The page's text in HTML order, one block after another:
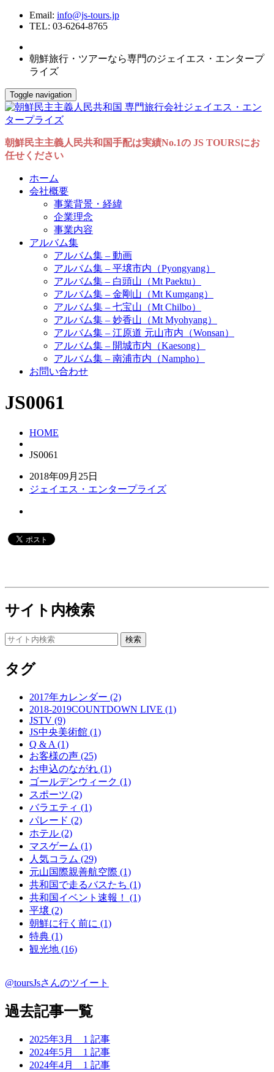
Email: info@js-tours.jp
TEL: 03-6264-8765
朝鮮旅行・ツアーなら専門のジェイエス・エンタープ
ライズ
Toggle navigation
朝鮮民主主義人民共和国手配は実績No.1の JS TOURSにお
任せください
ホーム
会社概要
事業背景・経緯
企業理念
事業内容
アルバム集
アルバム集 – 動画
アルバム集 – 平壌市内（Pyongyang）
アルバム集 – 白頭山（Mt Paektu）
アルバム集 – 金剛山（Mt Kumgang）
アルバム集 – 七宝山（Mt Chilbo）
アルバム集 – 妙香山（Mt Myohyang）
アルバム集 – 江原道 元山市内（Wonsan）
アルバム集 – 開城市内（Kaesong）
アルバム集 – 南浦市内（Nampho）
お問い合わせ
JS0061
HOME
JS0061
2018年09月25日
ジェイエス・エンタープライズ
サイト内検索
タグ
2017年カレンダー (2)
2018-2019COUNTDOWN LIVE (1)
JSTV (9)
JS中央美術館 (1)
Q & A (1)
お客様の声 (25)
お申込のながれ (1)
ゴールデンウィーク (1)
スポーツ (2)
バラエティ (1)
パレード (2)
ホテル (2)
マスゲーム (1)
人気コラム (29)
元山国際親善航空際 (1)
共和国で走るバスたち (1)
共和国イベント速報！ (1)
平壌 (2)
朝鮮に行く前に (1)
特典 (1)
観光地 (16)
@toursJsさんのツイート
過去記事一覧
2025年3月 1 記事
2024年5月 1 記事
2024年4月 1 記事